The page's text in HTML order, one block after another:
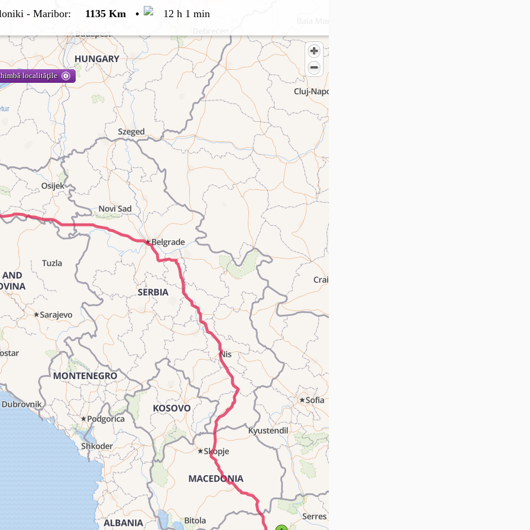
- Maribor: 1135 Km • 12 h 1 min
localităţile